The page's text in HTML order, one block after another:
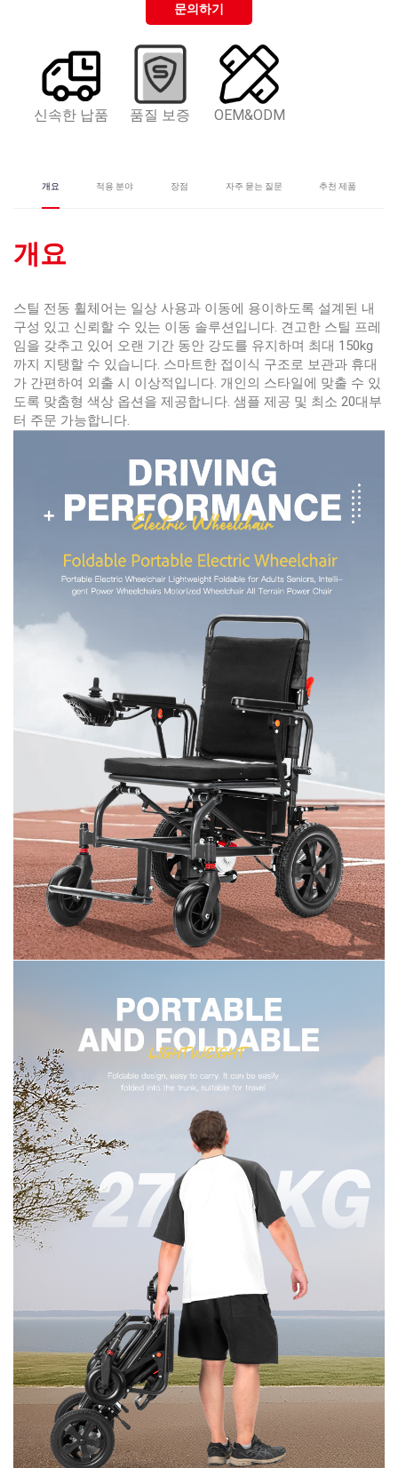
문의하기
신속한 납품 품질 보증 OEM&ODM
개요 적용 분야 장점 자주 묻는 질문 추천 제품
개요
스틸 전동 휠체어는 일상 사용과 이동에 용이하도록 설계된 내
구성 있고 신뢰할 수 있는 이동 솔루션입니다. 견고한 스틸 프레
임을 갖추고 있어 오랜 기간 동안 강도를 유지하며 최대 150kg
까지 지탱할 수 있습니다. 스마트한 접이식 구조로 보관과 휴대
가 간편하여 외출 시 이상적입니다. 개인의 스타일에 맞출 수 있
도록 맞춤형 색상 옵션을 제공합니다. 샘플 제공 및 최소 20대부
터 주문 가능합니다.